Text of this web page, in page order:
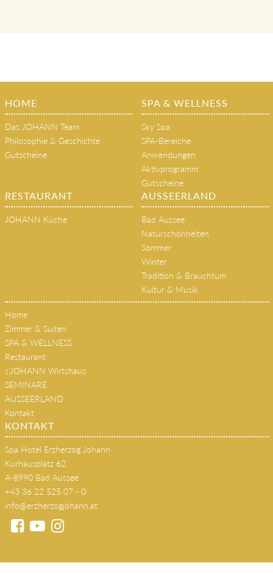
HOME
Das JOHANN Team
Philosophie & Geschichte
Gutscheine
SPA & WELLNESS
Sky Spa
SPA-Bereiche
Anwendungen
Aktivprogramm
Gutscheine
RESTAURANT
JOHANN Küche
AUSSEERLAND
Bad Aussee
Naturschönheiten
Sommer
Winter
Tradition & Brauchtum
Kultur & Musik
Home
Zimmer & Suiten
SPA & WELLNESS
Restaurant
s'JOHANN Wirtshaus
SEMINARE
AUSSEERLAND
Kontakt
KONTAKT
Spa Hotel Erzherzog Johann
Kurhausplatz 62
A-8990 Bad Aussee
+43 36 22 525 07 - 0
info@erzherzogjohann.at